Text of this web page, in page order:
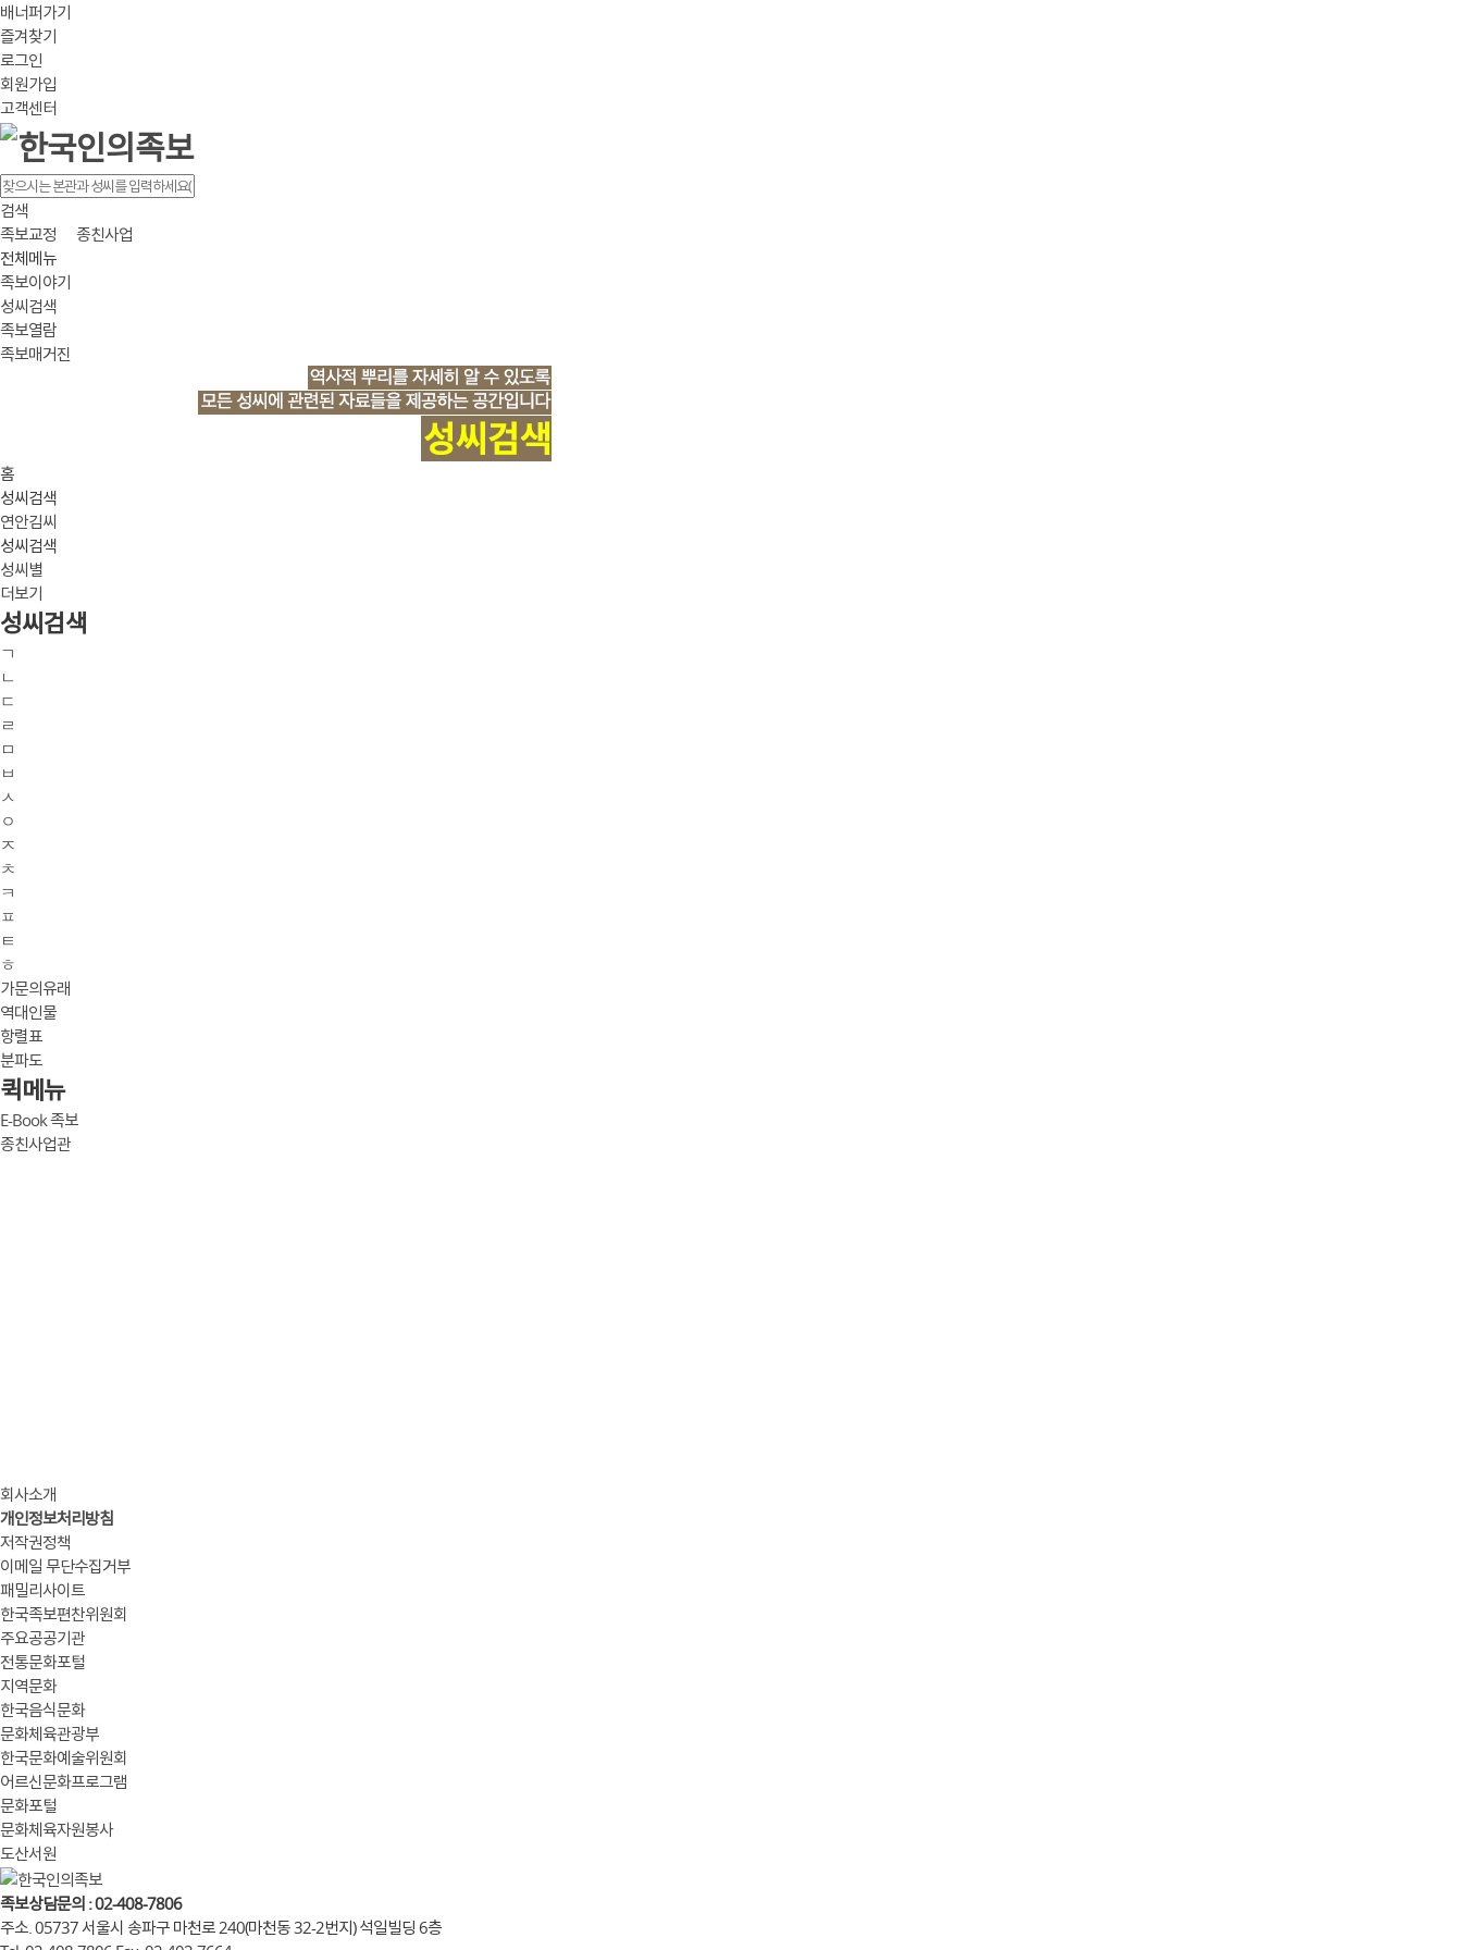
배너퍼가기
즐겨찾기
로그인
회원가입
고객센터
검색
족보교정
종친사업
전체메뉴
족보이야기
성씨검색
족보열람
족보매거진
홈
성씨검색
연안김씨
성씨검색
성씨별
더보기
성씨검색
ㄱ
ㄴ
ㄷ
ㄹ
ㅁ
ㅂ
ㅅ
ㅇ
ㅈ
ㅊ
ㅋ
ㅍ
ㅌ
ㅎ
가문의유래
역대인물
항렬표
분파도
퀵메뉴
E-Book 족보
종친사업관
회사소개
개인정보처리방침
저작권정책
이메일 무단수집거부
패밀리사이트
한국족보편찬위원회
주요공공기관
전통문화포털
지역문화
한국음식문화
문화체육관광부
한국문화예술위원회
어르신문화프로그램
문화포털
문화체육자원봉사
도산서원
족보상담문의 : 02-408-7806
주소. 05737 서울시 송파구 마천로 240(마천동 32-2번지) 석일빌딩 6층